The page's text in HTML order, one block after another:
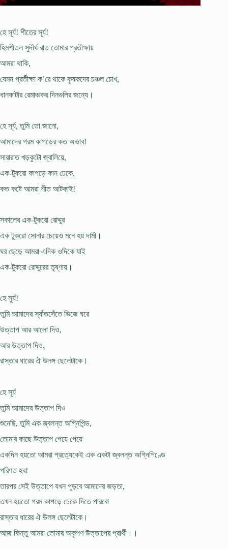
হে সূর্য! শীতের সূর্য!
হিমশীতল সুদীর্ঘ রাত তোমার প্রতীক্ষায়
আমরা থাকি,
যেমন প্রতীক্ষা ক’রে থাকে কৃষকদের চঞ্চল চোখ,
ধানকাটার রেমাঞ্চকর দিনগুলির জন্যে।
হে সূর্য, তুমি তো জানো,
আমাদের গরম কাপড়ের কত অভাব!
সারারাত খড়কুটো জ্বালিয়ে,
এক-টুকরো কাপড়ে কান ঢেকে,
কত কষ্টে আমরা শীত আটকাই!
সকালের এক-টুকরো রোদ্দুর
এক টুকরো সোনার চেয়েও মনে হয় দামী।
ঘর ছেড়ে আমরা এদিক ওদিকে যাই
এক-টুকরো রোদ্দুরের তৃষ্ণায়।
হে সুর্য!
তুমি আমাদের স্যাঁতসেঁতে ভিজে ঘরে
উত্তাপ আর আলো দিও,
আর উত্তাপ দিও,
রাস্তার ধারের ঐ উলঙ্গ ছেলেটাকে।
হে সূর্য
তুমি আমাদের উত্তাপ দিও
শুনেছি, তুমি এক জ্বলন্ত অগ্নিপিন্ড,
তোমার কাছে উত্তাপ পেয়ে পেয়ে
একদিন হয়তো আমরা প্রত্যেকেই এক একটা জ্বলন্ত অগ্নিপিণ্ডে
পরিণত হব!
তারপর সেই উত্তাপে যখন পুড়বে আমাদের জড়তা,
তখন হয়তো গরম কাপড়ে ঢেকে দিতে পারবো
রাস্তার ধারের ঐ উলঙ্গ ছেলেটাকে।
আজ কিন্তু আমরা তোমার অকৃপণ উত্তাপের প্রার্থী।।